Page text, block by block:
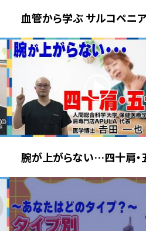
血管から学ぶ サルコペニ
腕が上がらない…四十肩・